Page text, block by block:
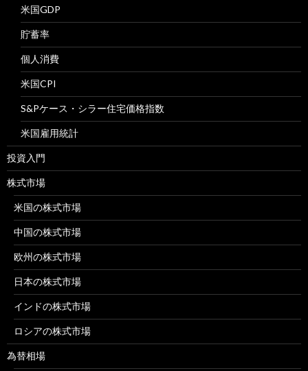
米国GDP
貯蓄率
個人消費
米国CPI
S&Pケース・シラー住宅価格指数
米国雇用統計
投資入門
株式市場
米国の株式市場
中国の株式市場
欧州の株式市場
日本の株式市場
インドの株式市場
ロシアの株式市場
為替相場